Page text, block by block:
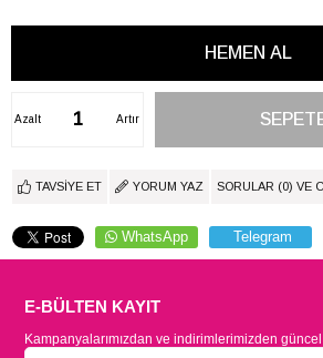
Artır
Azalt
TAVSIYE ET YORUM YAZ SORULAR (0) VE
WhatsApp Telegram
E-BÜLTEN KAYIT
Kampanyalarımızdan ve indirimlerimizden